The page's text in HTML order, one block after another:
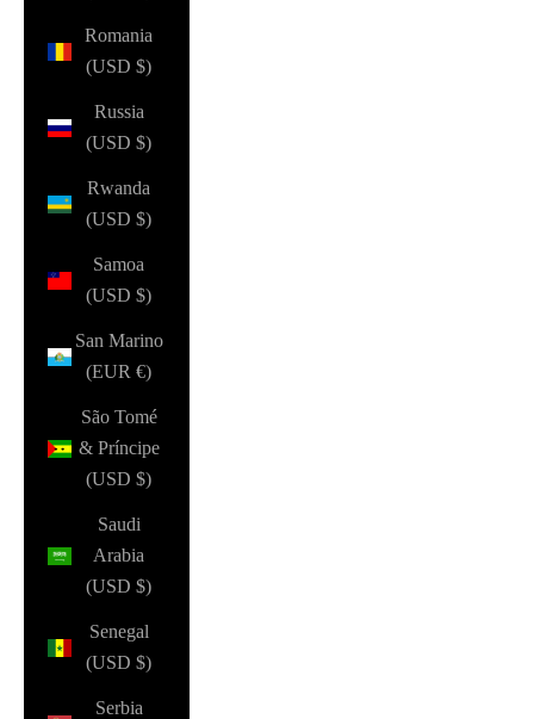
Romania
(USD $)
Russia
(USD $)
Rwanda
(USD $)
Samoa
(USD $)
San Marino
(EUR €)
São Tomé
& Príncipe
(USD $)
Saudi
Arabia
(USD $)
Senegal
(USD $)
Serbia